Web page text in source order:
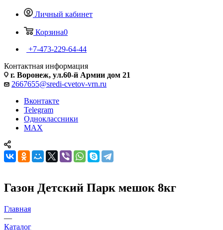
Личный кабинет
Корзина0
+7-473-229-64-44
Контактная информация
г. Воронеж, ул.60-й Армии дом 21
2667655@sredi-cvetov-vrn.ru
Вконтакте
Telegram
Одноклассники
MAX
Газон Детский Парк мешок 8кг
Главная
—
Каталог